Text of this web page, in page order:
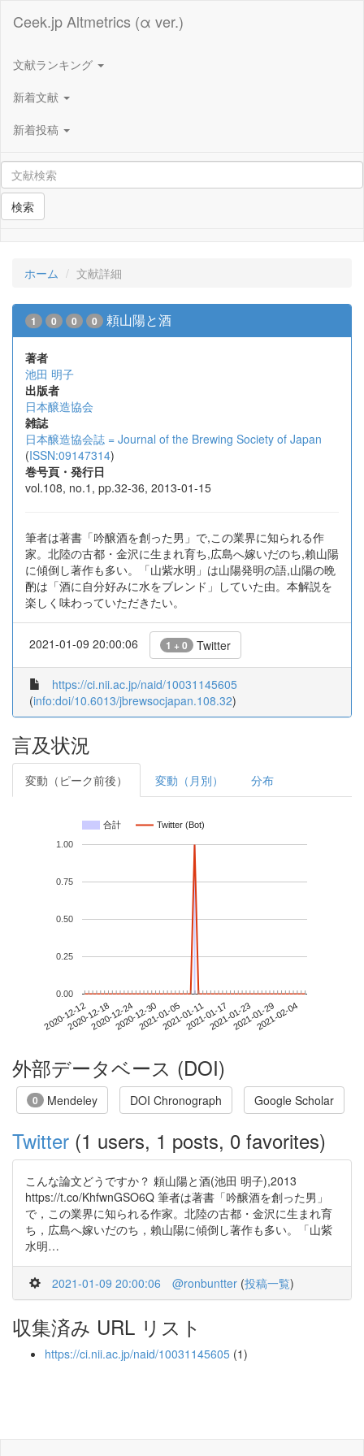
Ceek.jp Altmetrics (α ver.)
文献ランキング
新着文献
新着投稿
検索
ホーム 文献詳細
1 0 0 0 頼山陽と酒
著者
池田 明子
出版者
日本醸造協会
雑誌
日本醸造協会誌 = Journal of the Brewing Society of Japan
(ISSN:09147314)
巻号頁・発行日
vol.108, no.1, pp.32-36, 2013-01-15
筆者は著書「吟醸酒を創った男」で,この業界に知られる作
家。北陸の古都・金沢に生まれ育ち,広島へ嫁いだのち,賴山陽
に傾倒し著作も多い。「山紫水明」は山陽発明の語,山陽の晩
酌は「酒に自分好みに水をブレンド」していた由。本解説を
楽しく味わっていただきたい。
2021-01-09 20:00:06 1 + 0 Twitter
https://ci.nii.ac.jp/naid/10031145605
(info:doi/10.6013/jbrewsocjapan.108.32)
言及状況
変動（ピーク前後） 変動（月別） 分布
合計 Twitter (Bot)
2020-12-122020-12-182020-12-242020-12-302021-01-052021-01-112021-01-172021-01-232021-01-292021-02-04
0.00
0.25
0.50
0.75
1.00
外部データベース (DOI)
0 Mendeley DOI Chronograph Google Scholar
Twitter (1 users, 1 posts, 0 favorites)
こんな論文どうですか？ 頼山陽と酒(池田 明子),2013
https://t.co/KhfwnGSO6Q 筆者は著書「吟醸酒を創った男」
で，この業界に知られる作家。北陸の古都・金沢に生まれ育
ち，広島へ嫁いだのち，賴山陽に傾倒し著作も多い。「山紫
水明…
2021-01-09 20:00:06 @ronbuntter (投稿一覧)
収集済み URL リスト
https://ci.nii.ac.jp/naid/10031145605 (1)